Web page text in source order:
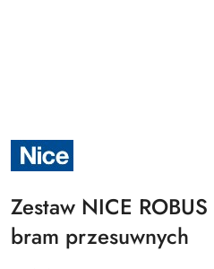
NAZWA
PRODUCENTA:
NICE
Zestaw NICE
bram przesuwnych